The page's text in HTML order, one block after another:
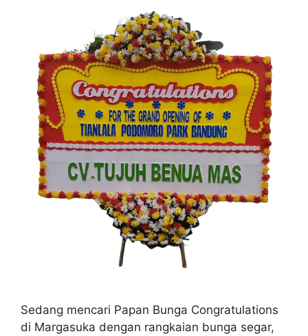
Sedang mencari Papan Bunga Congratulations
di Margasuka dengan rangkaian bunga segar,